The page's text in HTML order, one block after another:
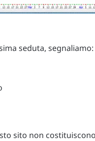
seduta, segnaliamo:
sito non